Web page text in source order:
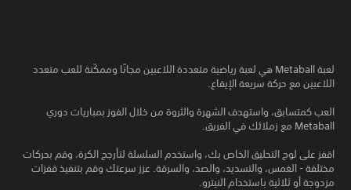
لعبة Metaball هي لعبة رياضية متعددة اللاعبين مجانًا وممكّنة للعب متعدد
اللاعبين مع حركة سريعة الإيقاع.
العب كمتسابق، واستهدف الشهرة والثروة من خلال الفوز بمباريات دوري
Metaball مع زملائك في الفريق.
اقفز على لوح التحليق الخاص بك، واستخدم السلسلة لتأرجح الكرة، وقم بحركات
مختلفة - الغمس، والتسديد، والصد، والسرقة. عزز سرعتك وقم بتنفيذ قفزات
مزدوجة أو ثلاثية باستخدام النيترو.